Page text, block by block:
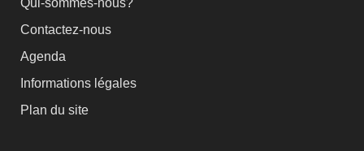
Contactez-nous
Agenda
Informations légales
Plan du site